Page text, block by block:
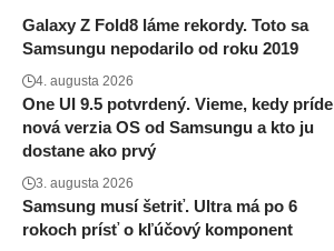
Galaxy Z Fold8 láme rekordy. Toto sa
Samsungu nepodarilo od roku 2019
4. augusta 2026
One UI 9.5 potvrdený. Vieme, kedy príde
nová verzia OS od Samsungu a kto ju
dostane ako prvý
3. augusta 2026
Samsung musí šetriť. Ultra má po 6
rokoch prísť o kľúčový komponent